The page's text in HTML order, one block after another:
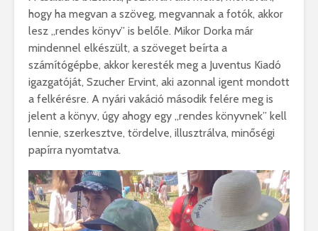
hogy ha megvan a szöveg, megvannak a fotók, akkor
lesz „rendes könyv” is belőle. Mikor Dorka már
mindennel elkészült, a szöveget beírta a
számítógépbe, akkor keresték meg a Juventus Kiadó
igazgatóját, Szucher Ervint, aki azonnal igent mondott
a felkérésre. A nyári vakáció második felére meg is
jelent a könyv, úgy ahogy egy „rendes könyvnek” kell
lennie, szerkesztve, tördelve, illusztrálva, minőségi
papírra nyomtatva.